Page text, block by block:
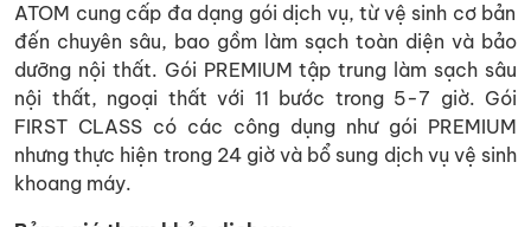
ATOM cung cấp đa dạng gói dịch vụ, từ vệ sinh cơ bản
đến chuyên sâu, bao gồm làm sạch toàn diện và bảo
dưỡng nội thất. Gói PREMIUM tập trung làm sạch sâu
nội thất, ngoại thất với 11 bước trong 5-7 giờ. Gói
FIRST CLASS có các công dụng như gói PREMIUM
nhưng thực hiện trong 24 giờ và bổ sung dịch vụ vệ sinh
khoang máy.